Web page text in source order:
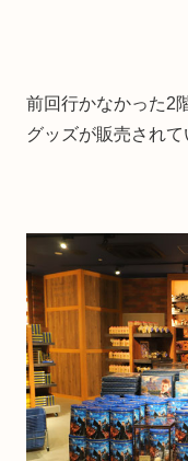
前回行かなかった2
グッズが販売されて